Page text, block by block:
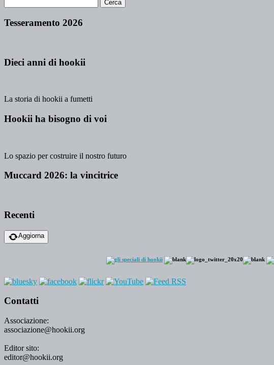
Tesseramento 2026
Dieci anni di hookii
La storia di hookii a fumetti
Hookii ha bisogno di voi
Lo spazio per costruire il nostro futuro
Muccard 2026: la vincitrice
Recenti
Aggiorna
Contatti
Associazione:
associazione@hookii.org
Editor sito:
editor@hookii.org